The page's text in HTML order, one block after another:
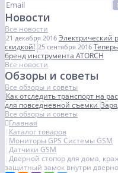
Новости
Все новости
21 декабря 2016 Электрический
скидкой! 25 сентября 2016
бренд инструмента ATORCH
Все новости
Обзоры и советы
Все обзоры и советы
Как отследить транспорт на
для повседневной съемки
Все обзоры и советы
Главная
Каталог товаров
Мониторы GPS Системы GSM
Датчики GSM
Дверной стопор для дома,
защитный замок внутри